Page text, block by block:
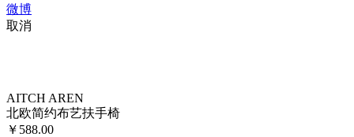
微博
取消
AITCH AREN
北欧简约布艺扶手椅
￥ 588.00